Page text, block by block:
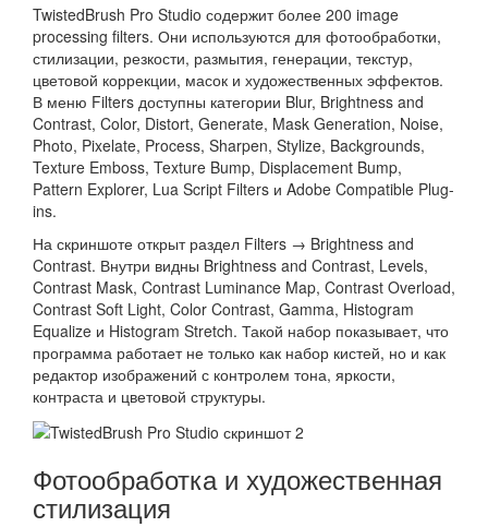
TwistedBrush Pro Studio содержит более 200 image
processing filters. Они используются для фотообработки,
стилизации, резкости, размытия, генерации, текстур,
цветовой коррекции, масок и художественных эффектов.
В меню Filters доступны категории Blur, Brightness and
Contrast, Color, Distort, Generate, Mask Generation, Noise,
Photo, Pixelate, Process, Sharpen, Stylize, Backgrounds,
Texture Emboss, Texture Bump, Displacement Bump,
Pattern Explorer, Lua Script Filters и Adobe Compatible Plug-
ins.
На скриншоте открыт раздел Filters → Brightness and
Contrast. Внутри видны Brightness and Contrast, Levels,
Contrast Mask, Contrast Luminance Map, Contrast Overload,
Contrast Soft Light, Color Contrast, Gamma, Histogram
Equalize и Histogram Stretch. Такой набор показывает, что
программа работает не только как набор кистей, но и как
редактор изображений с контролем тона, яркости,
контраста и цветовой структуры.
Фотообработка и художественная
стилизация